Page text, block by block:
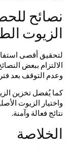
نصائح
الزيوت
لتحقيق أقصى
الالتزام ببعض
وعدم التوقف بعد
كما يُفضل تخزين
واختيار الزيوت
نتائج فعالة وآمنة.
الخلاصة